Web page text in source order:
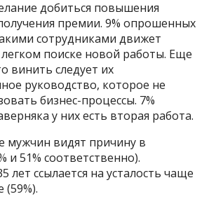
добиться повышения
премии. 9% опрошенных
сотрудниками движет
поиске новой работы. Еще
винить следует их
руководство, которое не
бизнес-процессы. 7%
у них есть вторая работа.
видят причину в
и 51% соответственно).
лет ссылается на усталость чаще
(59%).